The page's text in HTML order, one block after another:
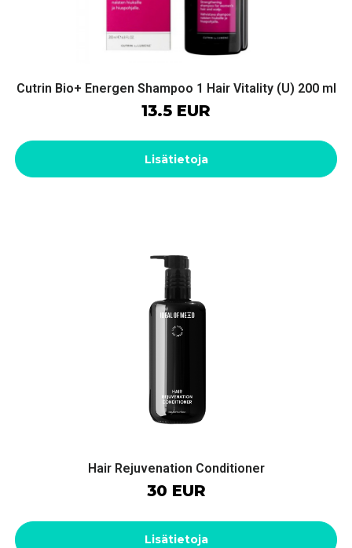
Cutrin Bio+ Energen Shampoo 1 Hair Vitality (U) 200 ml
13.5 EUR
Lisätietoja
Hair Rejuvenation Conditioner
30 EUR
Lisätietoja